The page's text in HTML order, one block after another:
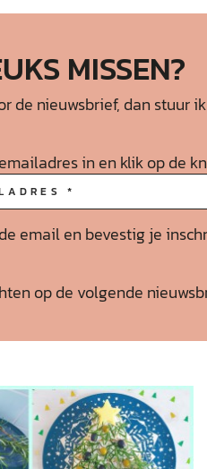
MISSEN?
de nieuwsbrief, dan stuur
in en klik op de
email en bevestig je
op de volgende